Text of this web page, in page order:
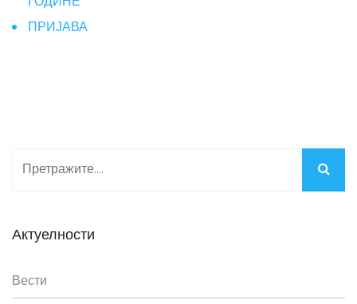
ПРИЈАВА
Актуелности
Вести